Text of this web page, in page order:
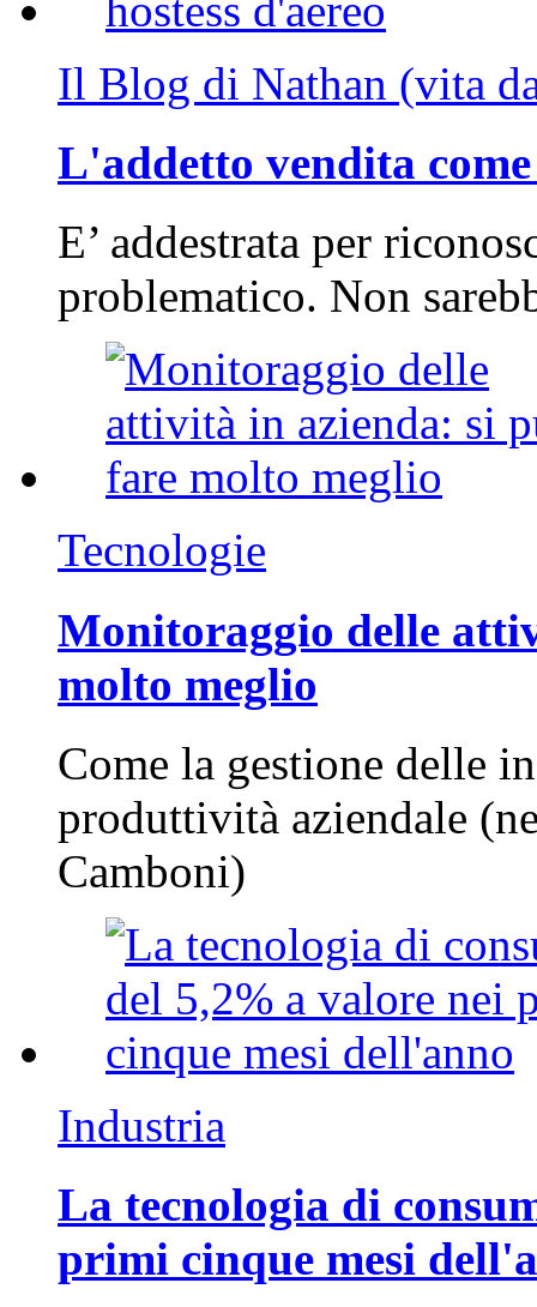
Il Blog di Nathan (vita
L'addetto vendita
E’ addestrata per
problematico. Non
Tecnologie
Monitoraggio delle
molto meglio
Come la gestione delle
produttività aziendale
Camboni)
Industria
La tecnologia di
primi cinque mesi